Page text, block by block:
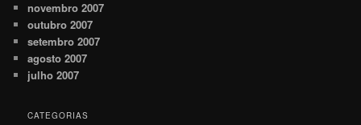
novembro 2007
outubro 2007
setembro 2007
agosto 2007
julho 2007
CATEGORIAS